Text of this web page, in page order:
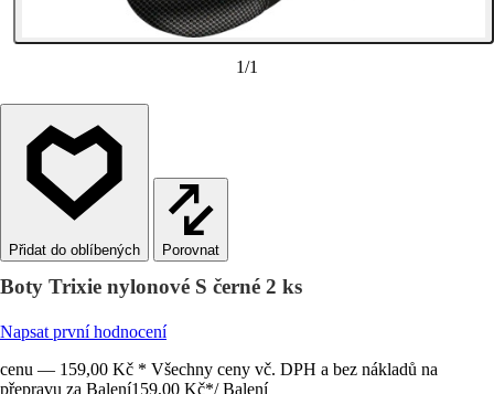
1/1
Porovnat
Boty Trixie nylonové S černé 2 ks
Napsat první hodnocení
cenu — 159,00 Kč * Všechny ceny vč. DPH a bez nákladů na
přepravu za Balení159,00 Kč*/ Balení